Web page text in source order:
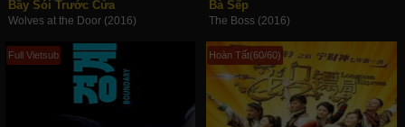
Bầy Sói Trước Cửa
Wolves at the Door (2016)
Bà Sếp
The Boss (2016)
Full Vietsub Hoàn Tất(60/60)